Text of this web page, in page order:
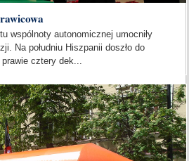
wspólnoty autonomicznej umocniły
Na południu Hiszpanii doszło do
cztery dek...